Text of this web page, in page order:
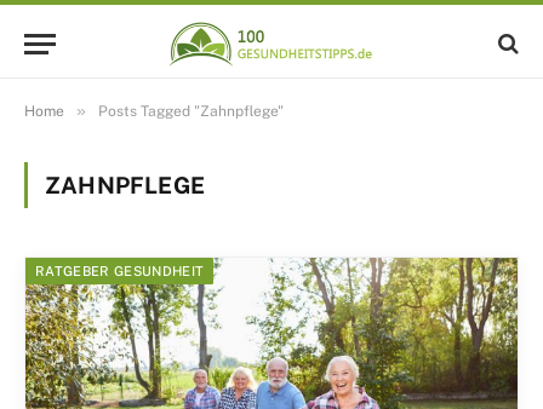
Home » Posts Tagged "Zahnpflege"
ZAHNPFLEGE
RATGEBER GESUNDHEIT